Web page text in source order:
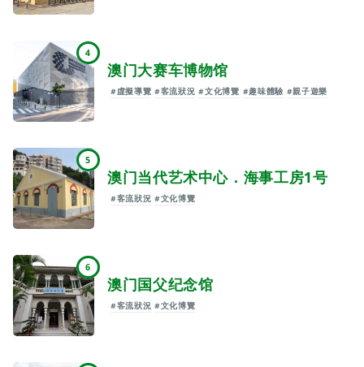
4
澳门大赛车博物馆
#虛擬導覽 #客流狀況 #文化博覽 #趣味體驗 #親子遊樂
5
澳门当代艺术中心．海事工房1号
#客流狀況 #文化博覽
6
澳门国父纪念馆
#客流狀況 #文化博覽